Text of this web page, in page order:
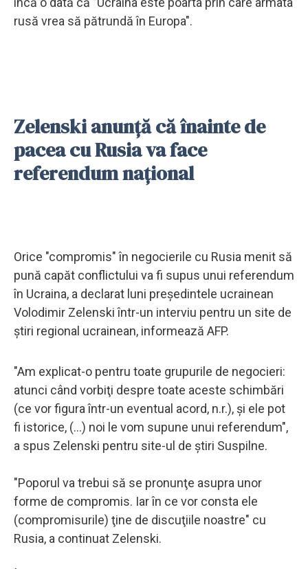
rusă vrea să pătrundă în Europa".
Zelenski anunță că înainte de
pacea cu Rusia va face
referendum național
Orice "compromis" în negocierile cu Rusia menit să
pună capăt conflictului va fi supus unui referendum
în Ucraina, a declarat luni preşedintele ucrainean
Volodimir Zelenski într-un interviu pentru un site de
ştiri regional ucrainean, informează AFP.
"Am explicat-o pentru toate grupurile de negocieri:
atunci când vorbiţi despre toate aceste schimbări
(ce vor figura într-un eventual acord, n.r.), şi ele pot
fi istorice, (...) noi le vom supune unui referendum",
a spus Zelenski pentru site-ul de ştiri Suspilne.
"Poporul va trebui să se pronunţe asupra unor
forme de compromis. Iar în ce vor consta ele
(compromisurile) ţine de discuţiile noastre" cu
Rusia, a continuat Zelenski.